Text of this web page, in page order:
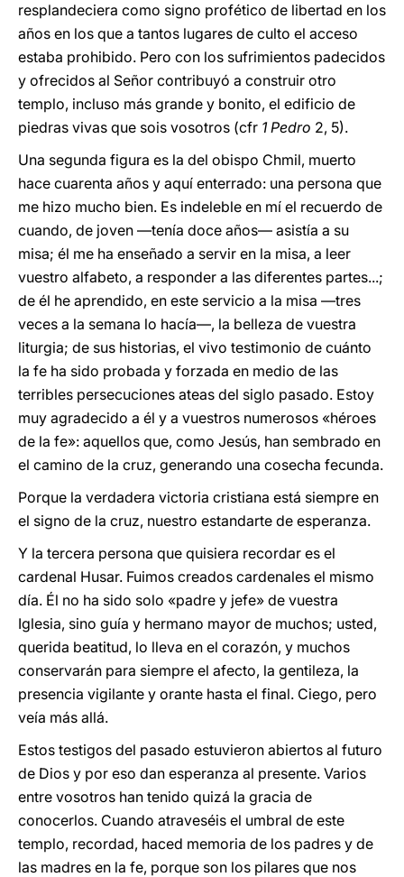
resplandeciera como signo profético de libertad en los
años en los que a tantos lugares de culto el acceso
estaba prohibido. Pero con los sufrimientos padecidos
y ofrecidos al Señor contribuyó a construir otro
templo, incluso más grande y bonito, el edificio de
piedras vivas que sois vosotros (cfr 1 Pedro 2, 5).
Una segunda figura es la del obispo Chmil, muerto
hace cuarenta años y aquí enterrado: una persona que
me hizo mucho bien. Es indeleble en mí el recuerdo de
cuando, de joven —tenía doce años— asistía a su
misa; él me ha enseñado a servir en la misa, a leer
vuestro alfabeto, a responder a las diferentes partes...;
de él he aprendido, en este servicio a la misa —tres
veces a la semana lo hacía—, la belleza de vuestra
liturgia; de sus historias, el vivo testimonio de cuánto
la fe ha sido probada y forzada en medio de las
terribles persecuciones ateas del siglo pasado. Estoy
muy agradecido a él y a vuestros numerosos «héroes
de la fe»: aquellos que, como Jesús, han sembrado en
el camino de la cruz, generando una cosecha fecunda.
Porque la verdadera victoria cristiana está siempre en
el signo de la cruz, nuestro estandarte de esperanza.
Y la tercera persona que quisiera recordar es el
cardenal Husar. Fuimos creados cardenales el mismo
día. Él no ha sido solo «padre y jefe» de vuestra
Iglesia, sino guía y hermano mayor de muchos; usted,
querida beatitud, lo lleva en el corazón, y muchos
conservarán para siempre el afecto, la gentileza, la
presencia vigilante y orante hasta el final. Ciego, pero
veía más allá.
Estos testigos del pasado estuvieron abiertos al futuro
de Dios y por eso dan esperanza al presente. Varios
entre vosotros han tenido quizá la gracia de
conocerlos. Cuando atraveséis el umbral de este
templo, recordad, haced memoria de los padres y de
las madres en la fe, porque son los pilares que nos